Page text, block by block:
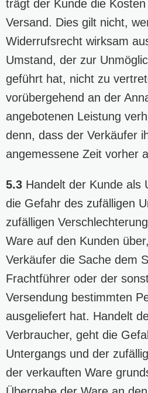
trägt der Kunde die
Versand. Dies gilt nicht,
Widerrufsrecht wirksam
Umstand, der zur
geführt hat, nicht zu
vorübergehend an der
angebotenen Leistung
denn, dass der Verkäufer
angemessene Zeit vorher
5.3 Handelt der Kunde als
die Gefahr des zufälligen
zufälligen
Ware auf den Kunden
Verkäufer die Sache dem
Frachtführer oder der
Versendung bestimmten
ausgeliefert hat. Handelt
Verbraucher, geht die
Untergangs und der
der verkauften Ware